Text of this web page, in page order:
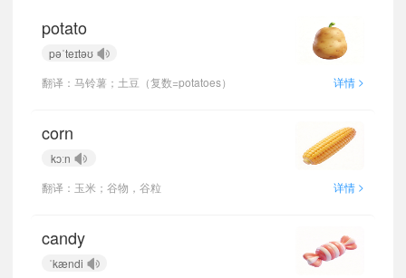
potato
pəˈteɪtəʊ
翻译：马铃薯；土豆（复数=potatoes）
详情 >
corn
kɔːn
翻译：玉米；谷物，谷粒
详情 >
candy
ˈkændi